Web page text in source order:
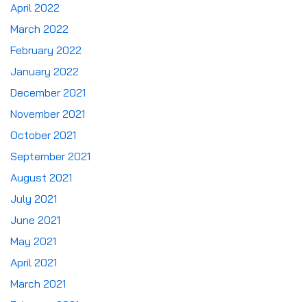
April 2022
March 2022
February 2022
January 2022
December 2021
November 2021
October 2021
September 2021
August 2021
July 2021
June 2021
May 2021
April 2021
March 2021